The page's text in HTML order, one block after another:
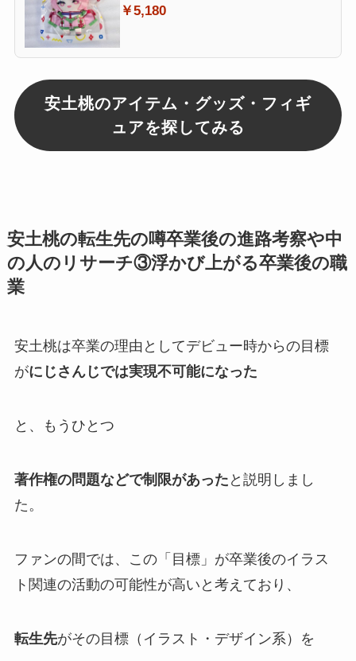
￥5,180
安土桃のアイテム・グッズ・フィギ
ュアを探してみる
安土桃の転生先の噂卒業後の進路考察や中
の人のリサーチ③浮かび上がる卒業後の職
業
安土桃は卒業の理由としてデビュー時からの目標
がにじさんじでは実現不可能になった
と、もうひとつ
著作権の問題などで制限があった と説明しまし
た。
ファンの間では、この「目標」 が卒業後のイラス
ト関連の活動の可能性が高いと考えており、
転生先がその目標（イラスト・デザイン系）を